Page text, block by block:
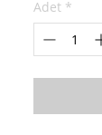
Adet *